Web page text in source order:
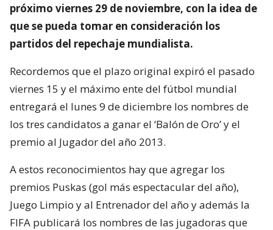
próximo viernes 29 de noviembre, con la idea de
que se pueda tomar en consideración los
partidos del repechaje mundialista.
Recordemos que el plazo original expiró el pasado
viernes 15 y el máximo ente del fútbol mundial
entregará el lunes 9 de diciembre los nombres de
los tres candidatos a ganar el ‘Balón de Oro’ y el
premio al Jugador del año 2013.
A estos reconocimientos hay que agregar los
premios Puskas (gol más espectacular del año),
Juego Limpio y al Entrenador del año y además la
FIFA publicará los nombres de las jugadoras que